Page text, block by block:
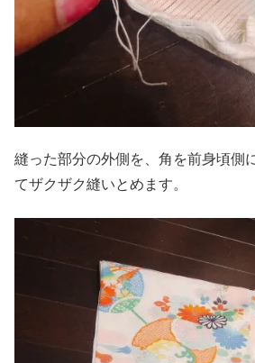
縫った部分の外側を、角を前身頃側
てザクザク縫いとめます。